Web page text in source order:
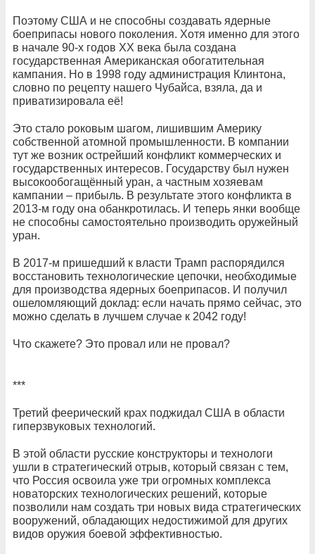
Поэтому США и не способны создавать ядерные
боеприпасы нового поколения. Хотя именно для этого
в начале 90-х годов ХХ века была создана
государственная Американская обогатительная
кампания. Но в 1998 году администрация Клинтона,
словно по рецепту нашего Чубайса, взяла, да и
приватизировала её!
Это стало роковым шагом, лишившим Америку
собственной атомной промышленности. В компании
тут же возник острейший конфликт коммерческих и
государственных интересов. Государству был нужен
высокообогащённый уран, а частным хозяевам
кампании – прибыль. В результате этого конфликта в
2013-м году она обанкротилась. И теперь янки вообще
не способны самостоятельно производить оружейный
уран.
В 2017-м пришедший к власти Трамп распорядился
восстановить технологические цепочки, необходимые
для производства ядерных боеприпасов. И получил
ошеломляющий доклад: если начать прямо сейчас, это
можно сделать в лучшем случае к 2042 году!
Что скажете? Это провал или не провал?
***
Третий феерический крах поджидал США в области
гиперзвуковых технологий.
В этой области русские конструкторы и технологи
ушли в стратегический отрыв, который связан с тем,
что Россия освоила уже три огромных комплекса
новаторских технологических решений, которые
позволили нам создать три новых вида стратегических
вооружений, обладающих недостижимой для других
видов оружия боевой эффективностью.